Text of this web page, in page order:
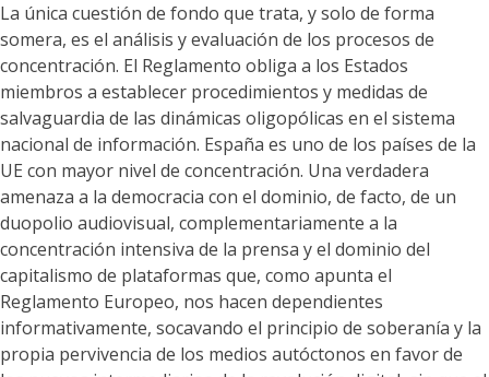
La única cuestión de fondo que trata, y solo de forma
somera, es el análisis y evaluación de los procesos de
concentración. El Reglamento obliga a los Estados
miembros a establecer procedimientos y medidas de
salvaguardia de las dinámicas oligopólicas en el sistema
nacional de información. España es uno de los países de la
UE con mayor nivel de concentración. Una verdadera
amenaza a la democracia con el dominio, de facto, de un
duopolio audiovisual, complementariamente a la
concentración intensiva de la prensa y el dominio del
capitalismo de plataformas que, como apunta el
Reglamento Europeo, nos hacen dependientes
informativamente, socavando el principio de soberanía y la
propia pervivencia de los medios autóctonos en favor de